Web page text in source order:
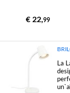
€ 22,99
La